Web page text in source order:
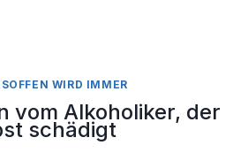
WIRD IMMER
vom Alkoholiker, der
schädigt